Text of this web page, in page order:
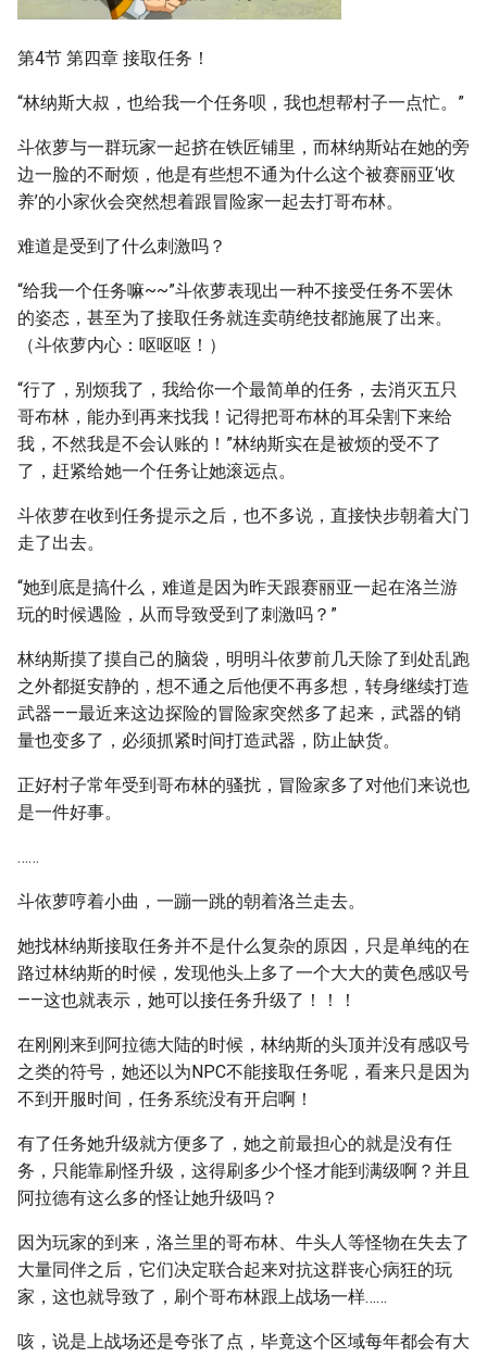
第4节 第四章 接取任务！
“林纳斯大叔，也给我一个任务呗，我也想帮村子一点忙。”
斗依萝与一群玩家一起挤在铁匠铺里，而林纳斯站在她的旁
边一脸的不耐烦，他是有些想不通为什么这个被赛丽亚‘收
养’的小家伙会突然想着跟冒险家一起去打哥布林。
难道是受到了什么刺激吗？
“给我一个任务嘛~~”斗依萝表现出一种不接受任务不罢休
的姿态，甚至为了接取任务就连卖萌绝技都施展了出来。
（斗依萝内心：呕呕呕！）
“行了，别烦我了，我给你一个最简单的任务，去消灭五只
哥布林，能办到再来找我！记得把哥布林的耳朵割下来给
我，不然我是不会认账的！”林纳斯实在是被烦的受不了
了，赶紧给她一个任务让她滚远点。
斗依萝在收到任务提示之后，也不多说，直接快步朝着大门
走了出去。
“她到底是搞什么，难道是因为昨天跟赛丽亚一起在洛兰游
玩的时候遇险，从而导致受到了刺激吗？”
林纳斯摸了摸自己的脑袋，明明斗依萝前几天除了到处乱跑
之外都挺安静的，想不通之后他便不再多想，转身继续打造
武器——最近来这边探险的冒险家突然多了起来，武器的销
量也变多了，必须抓紧时间打造武器，防止缺货。
正好村子常年受到哥布林的骚扰，冒险家多了对他们来说也
是一件好事。
……
斗依萝哼着小曲，一蹦一跳的朝着洛兰走去。
她找林纳斯接取任务并不是什么复杂的原因，只是单纯的在
路过林纳斯的时候，发现他头上多了一个大大的黄色感叹号
——这也就表示，她可以接任务升级了！！！
在刚刚来到阿拉德大陆的时候，林纳斯的头顶并没有感叹号
之类的符号，她还以为NPC不能接取任务呢，看来只是因为
不到开服时间，任务系统没有开启啊！
有了任务她升级就方便多了，她之前最担心的就是没有任
务，只能靠刷怪升级，这得刷多少个怪才能到满级啊？并且
阿拉德有这么多的怪让她升级吗？
因为玩家的到来，洛兰里的哥布林、牛头人等怪物在失去了
大量同伴之后，它们决定联合起来对抗这群丧心病狂的玩
家，这也就导致了，刷个哥布林跟上战场一样……
咳，说是上战场还是夸张了点，毕竟这个区域每年都会有大